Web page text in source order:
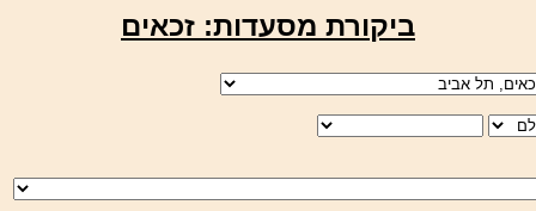
ביקורת מסעדות: זכאים